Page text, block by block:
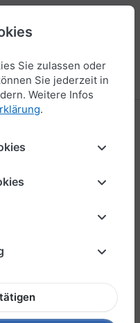
Wunschliste Warenkorb
Sie zulassen oder
Sie jederzeit in
Weitere Infos
.